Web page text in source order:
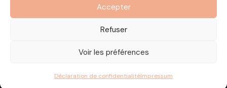
Accepter
Refuser
Voir les préférences
Déclaration de confidentialitéImpressum
890 976 699 00037
OF n°93 13 18812 13 — Enregistré auprès du préfet de la
région Provence-Alpes-Côte d'Azur
Mentions LégalesPolitique de confidentialité